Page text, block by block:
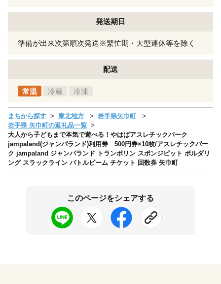
発送期日
準備が出来次第順次発送※繁忙期・大型連休等を除く
配送
常温 冷蔵 冷凍
まちから探す 東北地方
岩手県矢巾町
岩手県 矢巾町の返礼品一覧
大人から子どもまで本気で遊べる！やはばアスレチックパーク
jampaland(ジャンパランド)利用券 500円券×10枚/アスレチックパー
ク jampaland ジャンパランド トランポリン スポンジピット ボルダリ
ング スラックライン バトルビーム チケット 回数券 矢巾町
このページをシェアする